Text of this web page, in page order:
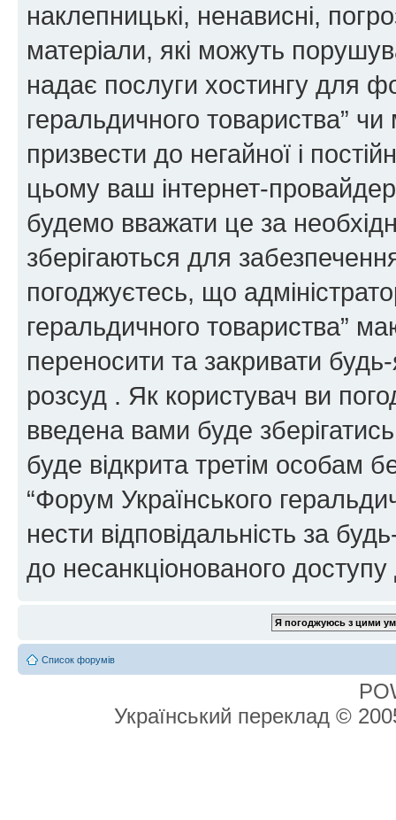
наклепницькі, ненависні,
матеріали, які можуть
надає послуги хостингу для
геральдичного товариства”
призвести до негайної і
цьому ваш інтернет-
будемо вважати це за
зберігаються для
погоджуєтесь, що
геральдичного товариства”
переносити та закривати
розсуд . Як користувач ви
введена вами буде
буде відкрита третім особам
“Форум Українського
нести відповідальність за
до несанкціонованого доступу
Список форумів
Український переклад ©